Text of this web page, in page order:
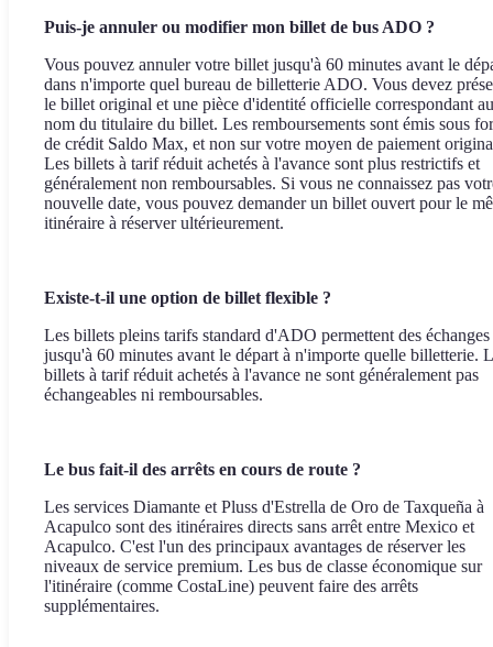
Puis-je annuler ou modifier mon billet de bus ADO ?
Vous pouvez annuler votre billet jusqu'à 60 minutes avant le
dans n'importe quel bureau de billetterie ADO. Vous devez
le billet original et une pièce d'identité officielle correspondant au
nom du titulaire du billet. Les remboursements sont émis sous
de crédit Saldo Max, et non sur votre moyen de paiement
Les billets à tarif réduit achetés à l'avance sont plus restrictifs et
généralement non remboursables. Si vous ne connaissez pas
nouvelle date, vous pouvez demander un billet ouvert pour le
itinéraire à réserver ultérieurement.
Existe-t-il une option de billet flexible ?
Les billets pleins tarifs standard d'ADO permettent des échanges
jusqu'à 60 minutes avant le départ à n'importe quelle billetterie.
billets à tarif réduit achetés à l'avance ne sont généralement pas
échangeables ni remboursables.
Le bus fait-il des arrêts en cours de route ?
Les services Diamante et Pluss d'Estrella de Oro de Taxqueña à
Acapulco sont des itinéraires directs sans arrêt entre Mexico et
Acapulco. C'est l'un des principaux avantages de réserver les
niveaux de service premium. Les bus de classe économique sur
l'itinéraire (comme CostaLine) peuvent faire des arrêts
supplémentaires.